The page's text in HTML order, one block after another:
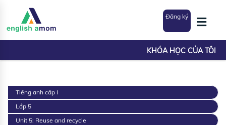
Đăng ký
KHÓA HỌC CỦA TÔI
Tiếng anh cấp I
Lớp 5
Unit 5: Reuse and recycle